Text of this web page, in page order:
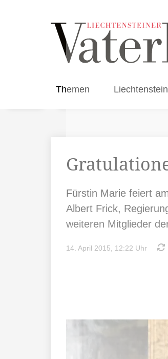
Themen Liechtenstein
Fürstin Marie feiert
Albert Frick,
weiteren Mitglieder
14. April 2015, 12:22 Uhr